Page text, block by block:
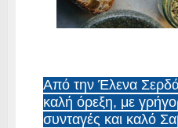
Από την Έλενα
καλή όρεξη, με
συνταγές και καλό